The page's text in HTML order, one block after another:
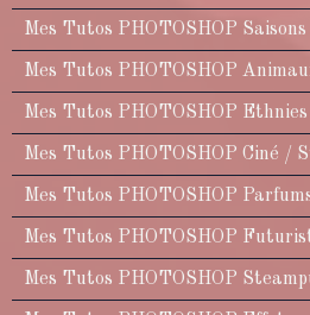
Mes Tutos PHOTOSHOP Saisons
Mes Tutos PHOTOSHOP
Mes Tutos PHOTOSHOP Ethnies
Mes Tutos PHOTOSHOP Ciné /
Mes Tutos PHOTOSHOP
Mes Tutos PHOTOSHOP
Mes Tutos PHOTOSHOP